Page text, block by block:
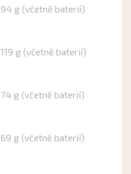
94 g (včetně baterií)
119 g (včetně baterií)
74 g (včetně baterií)
69 g (včetně baterií)